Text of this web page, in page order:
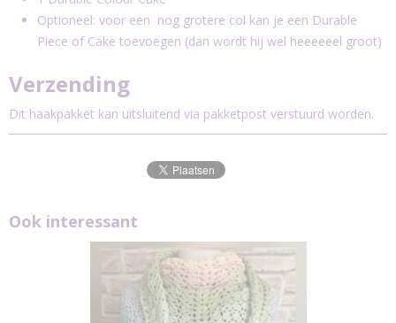
Optioneel: voor een nog grotere col kan je een Durable
Piece of Cake toevoegen (dan wordt hij wel heeeeeel groot)
Verzending
Dit haakpakket kan uitsluitend via pakketpost verstuurd worden.
Ook interessant